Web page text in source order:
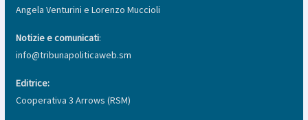
Angela Venturini e Lorenzo Muccioli
Notizie e comunicati:
info@tribunapoliticaweb.sm
Editrice:
Cooperativa 3 Arrows (RSM)